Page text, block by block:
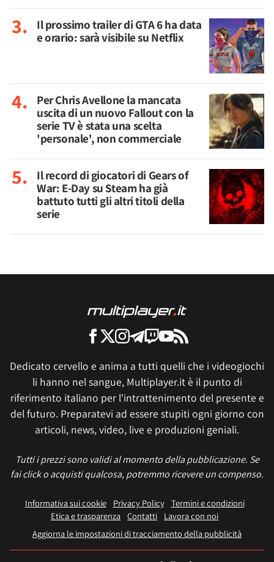
Il prossimo trailer di GTA 6 ha data
e orario: sarà visibile su Netflix
Per Chris Avellone la mancata
uscita di un nuovo Fallout con la
serie TV è stata una scelta
'personale', non commerciale
Il record di giocatori di Gears of
War: E-Day su Steam ha già
battuto tutti gli altri titoli della
serie
Dedicato cervello e anima a tutti quelli che i videogiochi
li hanno nel sangue, Multiplayer.it è il punto di
riferimento italiano per l'intrattenimento del presente e
del futuro. Preparatevi ad essere stupiti ogni giorno con
articoli, news, video, live e produzioni geniali.
Tutti i prezzi sono validi al momento della pubblicazione. Se
fai click o acquisti qualcosa, potremmo ricevere un compenso.
Informativa sui cookie Privacy Policy
Termini e condizioni
Etica e trasparenza Contatti
Lavora con noi
Aggiorna le impostazioni di tracciamento della pubblicità